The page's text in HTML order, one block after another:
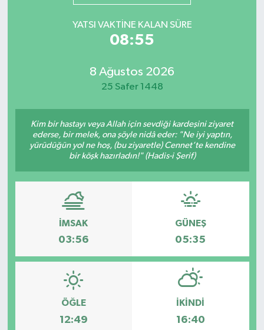
YATSI VAKTİNE KALAN SÜRE
08:55
8 Ağustos 2026
25 Safer 1448
Kim bir hastayı veya Allah için sevdiği kardeşini ziyaret
ederse, bir melek, ona şöyle nidâ eder: "Ne iyi yaptın,
yürüdüğün yol ne hoş, (bu ziyaretle) Cennet’te kendine
bir köşk hazırladın!" (Hadis-i Şerif)
İMSAK
03:56
GÜNEŞ
05:35
ÖĞLE
12:49
İKINDI
16:40